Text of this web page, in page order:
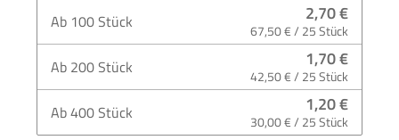
Ab 100Stück 2,70 €
67,50 € / 25 Stück
Ab 200Stück 1,70 €
42,50 € / 25 Stück
Ab400Stück 1,20 €
30,00 € / 25 Stück